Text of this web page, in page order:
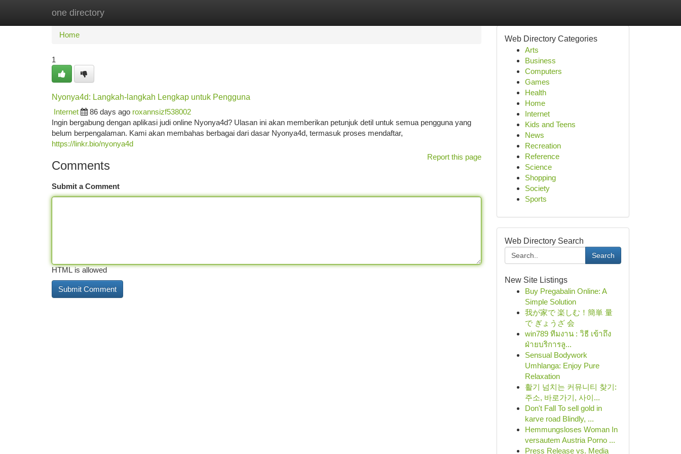
one directory
Home New Site Listings
Home
1
Nyonya4d: Langkah-langkah Lengkap untuk Pengguna
Internet
86 days ago roxannsizf538002
Ingin bergabung dengan aplikasi judi online Nyonya4d? Ulasan ini akan memberikan petunjuk detil untuk semua pengguna yang
belum berpengalaman. Kami akan membahas berbagai dari dasar Nyonya4d, termasuk proses mendaftar,
https://linkr.bio/nyonya4d
Report this page
Comments
Submit a Comment
HTML is allowed
Web Directory Categories
Arts
Business
Computers
Games
Health
Home
Internet
Kids and Teens
News
Recreation
Reference
Science
Shopping
Society
Sports
Web Directory Search
Search
New Site Listings
Buy Pregabalin Online: A
Simple Solution
我が家で 楽しむ！簡単 量
で ぎょうざ 会
win789 ทีมงาน : วิธี เข้าถึง
ฝ่ายบริการลู...
Sensual Bodywork
Umhlanga: Enjoy Pure
Relaxation
활기 넘치는 커뮤니티 찾기:
주소, 바로가기, 사이...
Don't Fall To sell gold in
karve road Blindly, ...
Hemmungsloses Woman In
versautem Austria Porno ...
Press Release vs. Media